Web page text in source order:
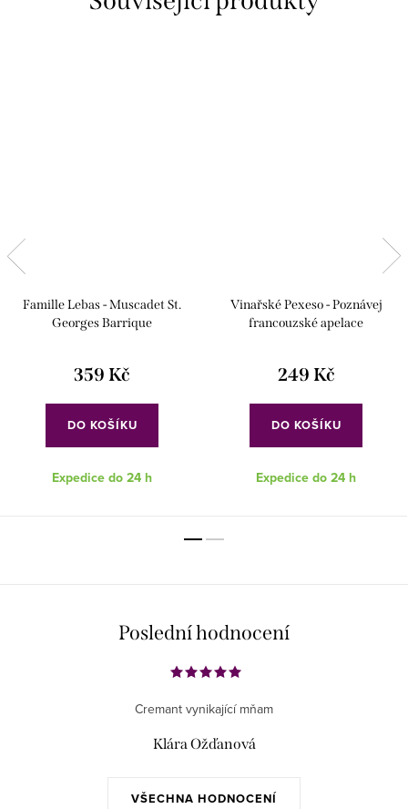
Famille Lebas - Muscadet St.
Georges Barrique
359 Kč
DO KOŠÍKU
Expedice do 24 h
Vinařské Pexeso - Poznávej
francouzské apelace
249 Kč
DO KOŠÍKU
Expedice do 24 h
Poslední hodnocení
VŠECHNA HODNOCENÍ
Cremant vynikající mňam
Klára Ožďanová